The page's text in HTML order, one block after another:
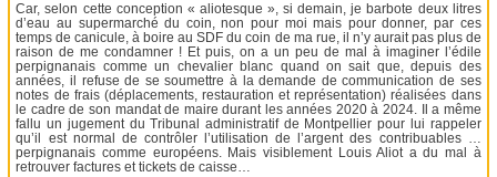
Car, selon cette conception « aliotesque », si demain, je barbote deux litres
d’eau au supermarché du coin, non pour moi mais pour donner, par ces
temps de canicule, à boire au SDF du coin de ma rue, il n’y aurait pas plus de
raison de me condamner ! Et puis, on a un peu de mal à imaginer l’édile
perpignanais comme un chevalier blanc quand on sait que, depuis des
années, il refuse de se soumettre à la demande de communication de ses
notes de frais (déplacements, restauration et représentation) réalisées dans
le cadre de son mandat de maire durant les années 2020 à 2024. Il a même
fallu un jugement du Tribunal administratif de Montpellier pour lui rappeler
qu’il est normal de contrôler l’utilisation de l’argent des contribuables …
perpignanais comme européens. Mais visiblement Louis Aliot a du mal à
retrouver factures et tickets de caisse…